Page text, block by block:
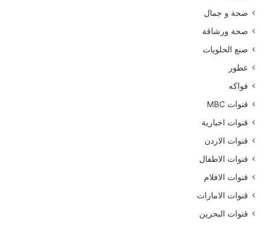
صحة و جمال
صحة ورشاقة
صنع الحلويات
عطور
فواكه
قنوات MBC
قنوات اخبارية
قنوات الاردن
قنوات الاطفال
قنوات الافلام
قنوات الامارات
قنوات البحرين